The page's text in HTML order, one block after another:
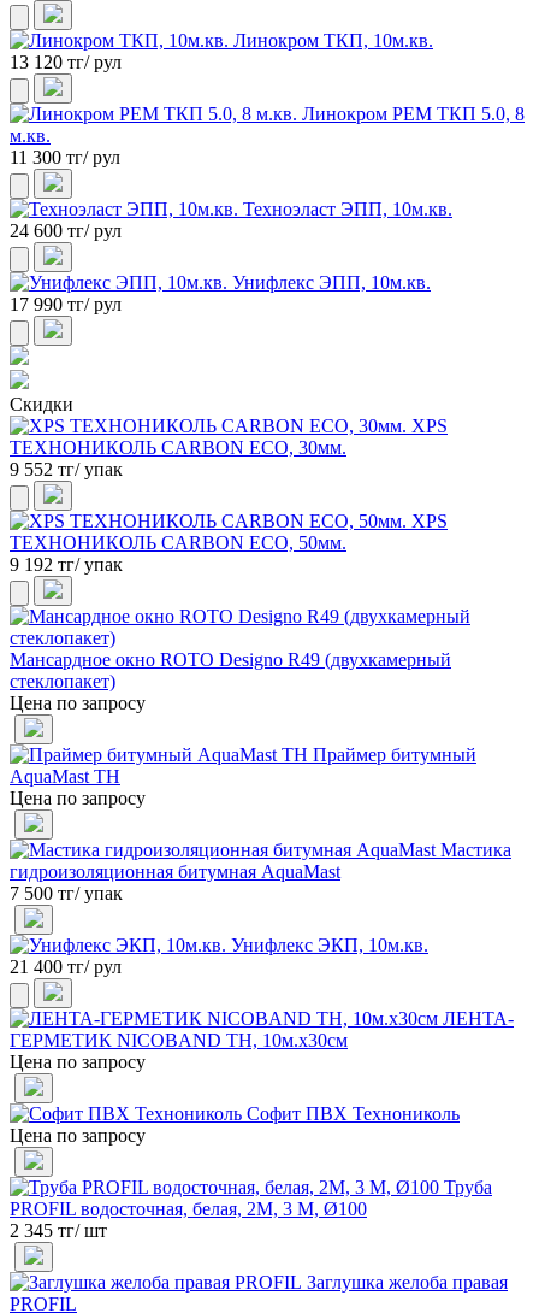
Линокром ТКП, 10м.кв.
13 120 тг/ рул
Линокром РЕМ ТКП 5.0, 8
м.кв.
11 300 тг/ рул
Техноэласт ЭПП, 10м.кв.
24 600 тг/ рул
Унифлекс ЭПП, 10м.кв.
17 990 тг/ рул
Скидки
XPS
ТЕХНОНИКОЛЬ CARBON ECO, 30мм.
9 552 тг/ упак
XPS
ТЕХНОНИКОЛЬ CARBON ECO, 50мм.
9 192 тг/ упак
Мансардное окно ROTO Designo R49 (двухкамерный
стеклопакет)
Цена по запросу
Праймер битумный
AquaMast ТН
Цена по запросу
Мастика
гидроизоляционная битумная AquaMast
7 500 тг/ упак
Унифлекс ЭКП, 10м.кв.
21 400 тг/ рул
ЛЕНТА-
ГЕРМЕТИК NICOBAND ТН, 10м.х30см
Цена по запросу
Софит ПВХ Технониколь
Цена по запросу
Труба
PROFIL водосточная, белая, 2М, 3 М, Ø100
2 345 тг/ шт
Заглушка желоба правая
PROFIL